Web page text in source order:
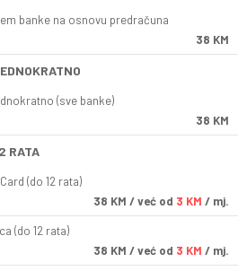
banke na osnovu predračuna
38 KM
(sve banke)
38 KM
RATA
(do 12 rata)
38 KM / već od 3 KM / mj.
(do 12 rata)
38 KM / već od 3 KM / mj.